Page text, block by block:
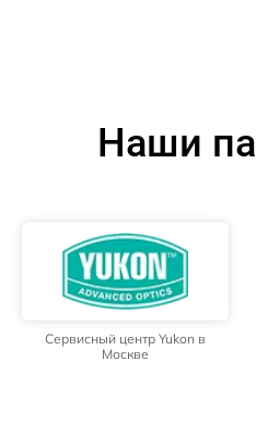
Наши
Сервисный центр Yukon в
Москве